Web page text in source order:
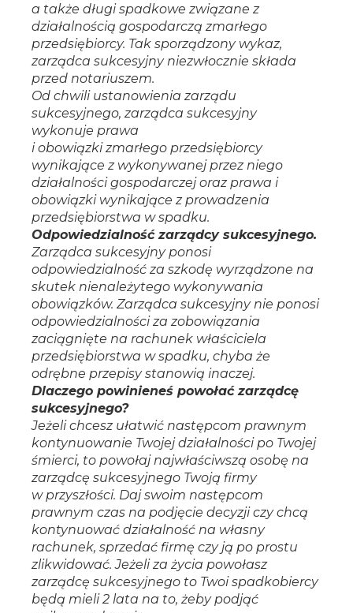
a także długi spadkowe związane z
działalnością gospodarczą zmarłego
przedsiębiorcy. Tak sporządzony wykaz,
zarządca sukcesyjny niezwłocznie składa
przed notariuszem.
Od chwili ustanowienia zarządu
sukcesyjnego, zarządca sukcesyjny
wykonuje prawa
i obowiązki zmarłego przedsiębiorcy
wynikające z wykonywanej przez niego
działalności gospodarczej oraz prawa i
obowiązki wynikające z prowadzenia
przedsiębiorstwa w spadku.
Odpowiedzialność zarządcy sukcesyjnego.
Zarządca sukcesyjny ponosi
odpowiedzialność za szkodę wyrządzone na
skutek nienależytego wykonywania
obowiązków. Zarządca sukcesyjny nie ponosi
odpowiedzialności za zobowiązania
zaciągnięte na rachunek właściciela
przedsiębiorstwa w spadku, chyba że
odrębne przepisy stanowią inaczej.
Dlaczego powinieneś powołać zarządcę
sukcesyjnego?
Jeżeli chcesz ułatwić następcom prawnym
kontynuowanie Twojej działalności po Twojej
śmierci, to powołaj najwłaściwszą osobę na
zarządcę sukcesyjnego Twoją firmy
w przyszłości. Daj swoim następcom
prawnym czas na podjęcie decyzji czy chcą
kontynuować działalność na własny
rachunek, sprzedać firmę czy ją po prostu
zlikwidować. Jeżeli za życia powołasz
zarządcę sukcesyjnego to Twoi spadkobiercy
będą mieli 2 lata na to, żeby podjąć